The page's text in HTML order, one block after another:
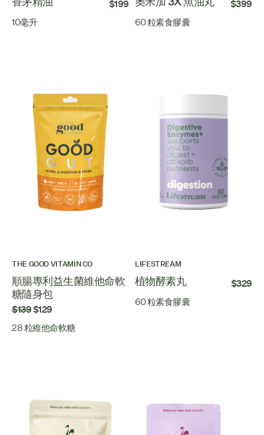
$199
10毫升
$399
60 粒素食膠囊
THE GOOD VITAMIN CO
順腸專利益生菌維他命軟
糖隨身包
$139$129
28 粒維他命軟糖
LIFESTREAM
植物酵素丸 $329
60 粒素食膠囊